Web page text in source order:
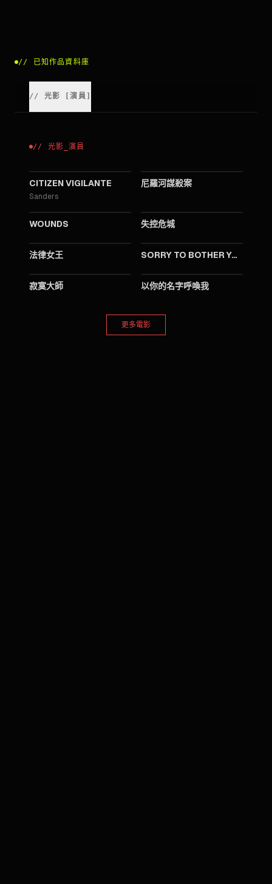
// 已知作品資料庫
// 光影 [演員
// 光影 _演員
CITIZEN VIGILANTE
Sanders
尼羅河謀殺案
WOUNDS 失控危城
法律女王 SORRY TO BOTHER YOU
寂寞大師 以你的名字呼喚我
更多電影